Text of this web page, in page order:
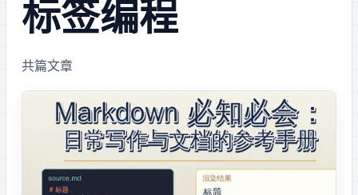
标签: #AI 编程
共 10 篇文章